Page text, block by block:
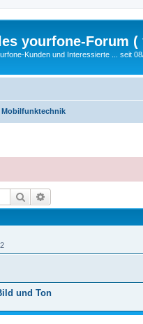
yourfone-Forum
Kunden und Interessierte ... seit
Mobilfunktechnik
Suche
und Ton